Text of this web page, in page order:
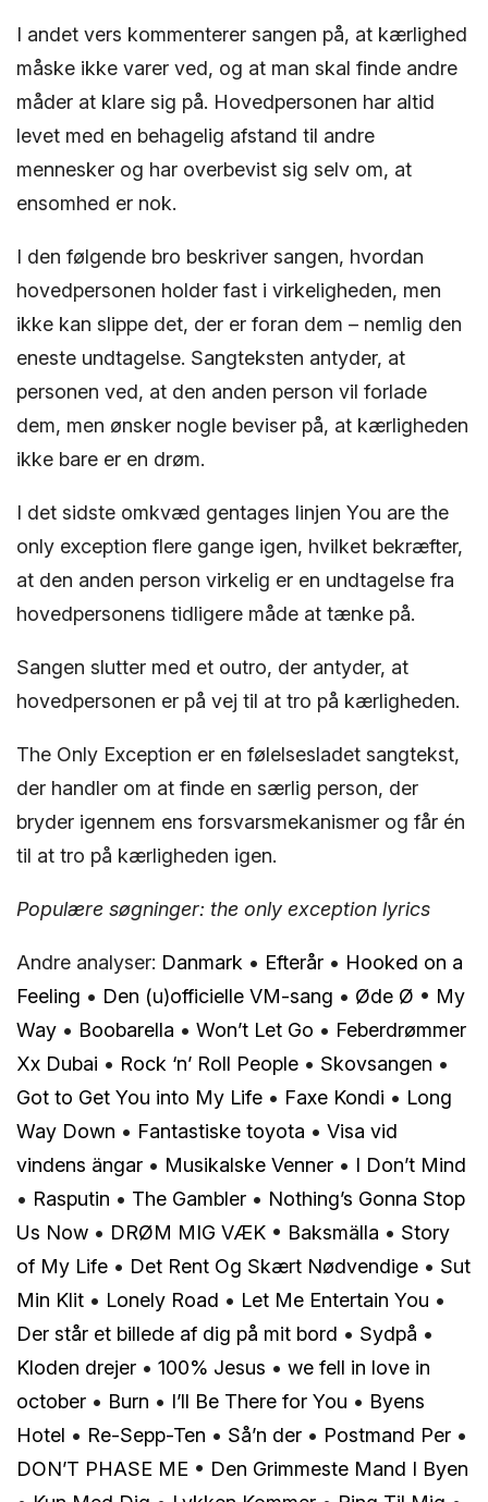
I andet vers kommenterer sangen på, at kærlighed
måske ikke varer ved, og at man skal finde andre
måder at klare sig på. Hovedpersonen har altid
levet med en behagelig afstand til andre
mennesker og har overbevist sig selv om, at
ensomhed er nok.
I den følgende bro beskriver sangen, hvordan
hovedpersonen holder fast i virkeligheden, men
ikke kan slippe det, der er foran dem – nemlig den
eneste undtagelse. Sangteksten antyder, at
personen ved, at den anden person vil forlade
dem, men ønsker nogle beviser på, at kærligheden
ikke bare er en drøm.
I det sidste omkvæd gentages linjen You are the
only exception flere gange igen, hvilket bekræfter,
at den anden person virkelig er en undtagelse fra
hovedpersonens tidligere måde at tænke på.
Sangen slutter med et outro, der antyder, at
hovedpersonen er på vej til at tro på kærligheden.
The Only Exception er en følelsesladet sangtekst,
der handler om at finde en særlig person, der
bryder igennem ens forsvarsmekanismer og får én
til at tro på kærligheden igen.
Populære søgninger: the only exception lyrics
Andre analyser: Danmark • Efterår • Hooked on a
Feeling • Den (u)officielle VM-sang • Øde Ø • My
Way • Boobarella • Won’t Let Go • Feberdrømmer
Xx Dubai • Rock ‘n’ Roll People • Skovsangen •
Got to Get You into My Life • Faxe Kondi • Long
Way Down • Fantastiske toyota • Visa vid
vindens ängar • Musikalske Venner • I Don’t Mind
• Rasputin • The Gambler • Nothing’s Gonna Stop
Us Now • DRØM MIG VÆK • Baksmälla • Story
of My Life • Det Rent Og Skært Nødvendige • Sut
Min Klit • Lonely Road • Let Me Entertain You •
Der står et billede af dig på mit bord • Sydpå •
Kloden drejer • 100% Jesus • ​we fell in love in
october • Burn • I’ll Be There for You • Byens
Hotel • Re-Sepp-Ten • Så’n der • Postmand Per •
DON’T PHASE ME • Den Grimmeste Mand I Byen